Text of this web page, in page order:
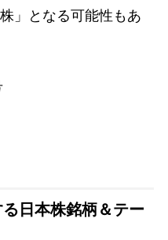
」となる可能性もあ
る日本株銘柄＆テー